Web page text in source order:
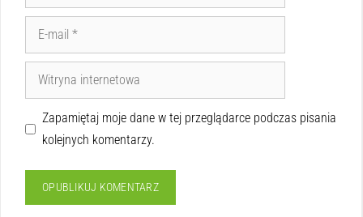
Zapamiętaj moje dane w tej przeglądarce podczas pisania
kolejnych komentarzy.